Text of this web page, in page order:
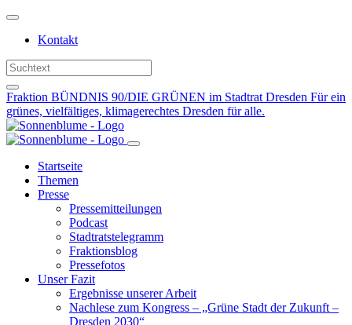
Weiter
Inhalt
Kontakt
Fraktion BÜNDNIS 90/DIE GRÜNEN im Stadtrat Dresden Für ein
grünes, vielfältiges, klimagerechtes Dresden für alle.
Startseite
Themen
Presse
Pressemitteilungen
Podcast
Stadtratstelegramm
Fraktionsblog
Pressefotos
Unser Fazit
Ergebnisse unserer Arbeit
Nachlese zum Kongress – „Grüne Stadt der Zukunft –
Dresden 2030“